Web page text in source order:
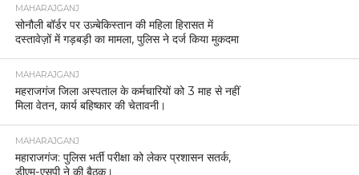
MAHARAJGANJ
सोनौली बॉर्डर पर उज़्बेकिस्तान की महिला हिरासत में
दस्तावेज़ों में गड़बड़ी का मामला, पुलिस ने दर्ज किया मुकदमा
MAHARAJGANJ
महराजगंज जिला अस्पताल के कर्मचारियों को 3 माह से नहीं
मिला वेतन, कार्य बहिष्कार की चेतावनी।
MAHARAJGANJ
महाराजगंज: पुलिस भर्ती परीक्षा को लेकर प्रशासन सतर्क,
डीएम-एसपी ने की बैठक।